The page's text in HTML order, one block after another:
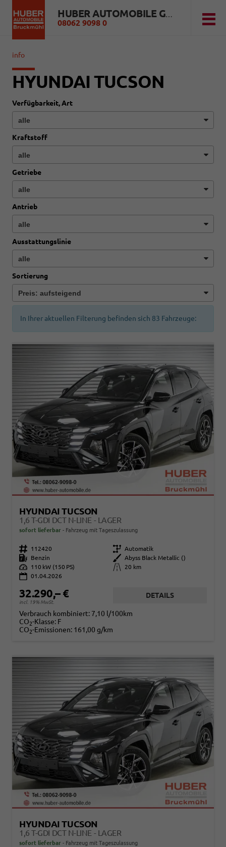
HUBER AUTOMOBILE GMBH
08062 9098 0
info
HYUNDAI TUCSON
Verfügbarkeit, Art
Kraftstoff
Getriebe
Antrieb
Ausstattungslinie
Sortierung
In Ihrer aktuellen Filterung befinden sich 83 Fahrzeuge:
HYUNDAI TUCSON
1,6 T-GDI DCT N-LINE - LAGER
sofort lieferbar Fahrzeug mit Tageszulassung
Fahrzeugnr. 112420 Getriebe Automatik
Kraftstoff
Benzin Außenfarbe
Abyss Black Metallic ()
Leistung
110 kW (150 PS) Kilometerstand
20 km
01.04.2026
32.290,– €
incl. 19% MwSt.
DETAILS
Verbrauch kombiniert: 7,10 l/100km
CO2-Klasse: F
CO2-Emissionen: 161,00 g/km
HYUNDAI TUCSON
1,6 T-GDI DCT N-LINE - LAGER
sofort lieferbar Fahrzeug mit Tageszulassung